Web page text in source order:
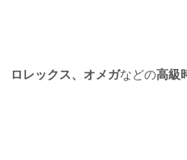
ロレックス、オメガなどの高級